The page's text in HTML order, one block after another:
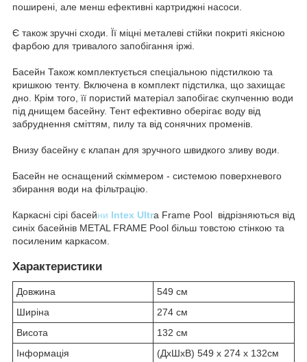
поширені, але менш ефективні картриджні насоси.
Є також зручні сходи. Її міцні металеві стійки покриті якісною
фарбою для тривалого запобігання іржі.
Басейн Також комплектується спеціальною підстилкою та
кришкою тенту. Включена в комплект підстилка, що захищає
дно. Крім того, її пористий матеріал запобігає скупченню води
під днищем басейну. Тент ефективно оберігає воду від
забруднення сміттям, пилу та від сонячних променів.
Внизу басейну є клапан для зручного швидкого зливу води.
Басейн не оснащений скіммером - системою поверхневого
збирання води на фільтрацію.
Каркасні сірі басейни Intex Ultra Frame Pool відрізняються від
синіх басейнів METAL FRAME Pool більш товстою стінкою та
посиленим каркасом.
Характеристики
Довжина
549 см
Ширіна
274 см
Висота
132 см
Інформація
(ДxШxВ) 549 x 274 x 132см